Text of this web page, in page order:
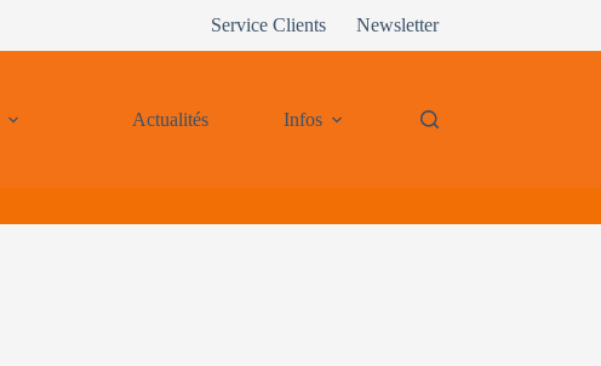
Service Clients Newsletter
Actualités Infos